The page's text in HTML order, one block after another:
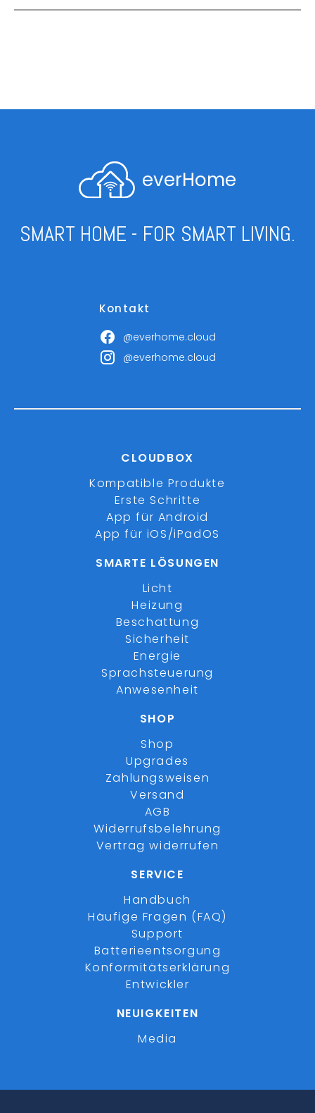
everHome
SMART HOME - FOR SMART LIVING.
Kontakt
@everhome.cloud
@everhome.cloud
CLOUDBOX
Kompatible Produkte
Erste Schritte
App für Android
App für iOS/iPadOS
SMARTE LÖSUNGEN
Licht
Heizung
Beschattung
Sicherheit
Energie
Sprachsteuerung
Anwesenheit
SHOP
Shop
Upgrades
Zahlungsweisen
Versand
AGB
Widerrufsbelehrung
Vertrag widerrufen
SERVICE
Handbuch
Häufige Fragen (FAQ)
Support
Batterieentsorgung
Konformitätserklärung
Entwickler
NEUIGKEITEN
Media